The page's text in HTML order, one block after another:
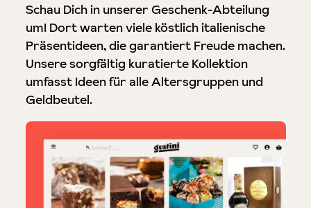
Schau Dich in unserer Geschenk-Abteilung
um! Dort warten viele köstlich italienische
Präsentideen, die garantiert Freude machen.
Unsere sorgfältig kuratierte Kollektion
umfasst Ideen für alle Altersgruppen und
Geldbeutel.